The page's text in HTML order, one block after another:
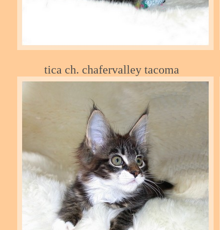
tica ch. chafervalley